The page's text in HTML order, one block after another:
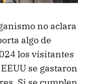
no aclara
algo de
los visitantes
se gastaron